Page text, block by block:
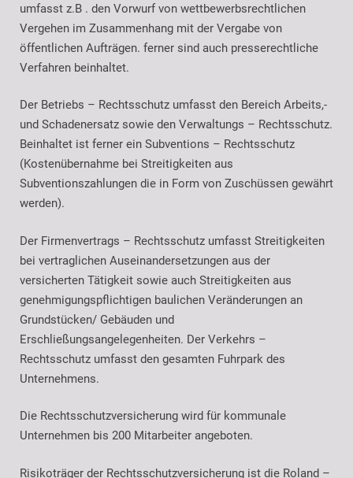
umfasst z.B . den Vorwurf von wettbewerbsrechtlichen
Vergehen im Zusammenhang mit der Vergabe von
öffentlichen Aufträgen. ferner sind auch presserechtliche
Verfahren beinhaltet.
Der Betriebs – Rechtsschutz umfasst den Bereich Arbeits,-
und Schadenersatz sowie den Verwaltungs – Rechtsschutz.
Beinhaltet ist ferner ein Subventions – Rechtsschutz
(Kostenübernahme bei Streitigkeiten aus
Subventionszahlungen die in Form von Zuschüssen gewährt
werden).
Der Firmenvertrags – Rechtsschutz umfasst Streitigkeiten
bei vertraglichen Auseinandersetzungen aus der
versicherten Tätigkeit sowie auch Streitigkeiten aus
genehmigungspflichtigen baulichen Veränderungen an
Grundstücken/ Gebäuden und
Erschließungsangelegenheiten. Der Verkehrs –
Rechtsschutz umfasst den gesamten Fuhrpark des
Unternehmens.
Die Rechtsschutzversicherung wird für kommunale
Unternehmen bis 200 Mitarbeiter angeboten.
Risikoträger der Rechtsschutzversicherung ist die Roland –